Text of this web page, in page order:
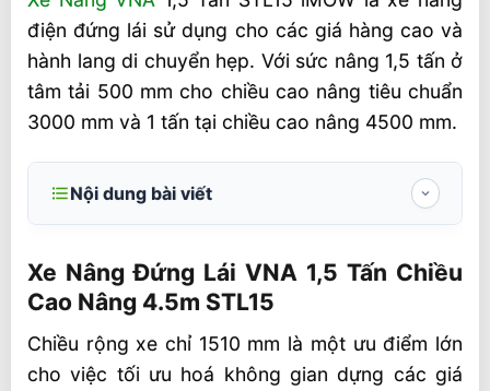
điện đứng lái sử dụng cho các giá hàng cao và
hành lang di chuyển hẹp. Với sức nâng 1,5 tấn ở
tâm tải 500 mm cho chiều cao nâng tiêu chuẩn
3000 mm và 1 tấn tại chiều cao nâng 4500 mm.
Nội dung bài viết
Nâng 4.5m STL15
Thiết kế tối ưu
Thông Số Kỹ Thuật Xe Nâng Điện Đứng Lái
VNA 1,5 Tấn
Xe Nâng Đứng Lái VNA 1,5 Tấn Chiều
Cao Nâng 4.5m STL15
Chiều rộng xe chỉ 1510 mm là một ưu điểm lớn
cho việc tối ưu hoá không gian dựng các giá